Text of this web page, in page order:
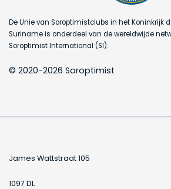
De Unie van Soroptimistclubs in het Koninkrijk
Suriname is onderdeel van de wereldwijde
Soroptimist International (SI).
© 2020-2026 Soroptimist
James Wattstraat 105
1097 DL